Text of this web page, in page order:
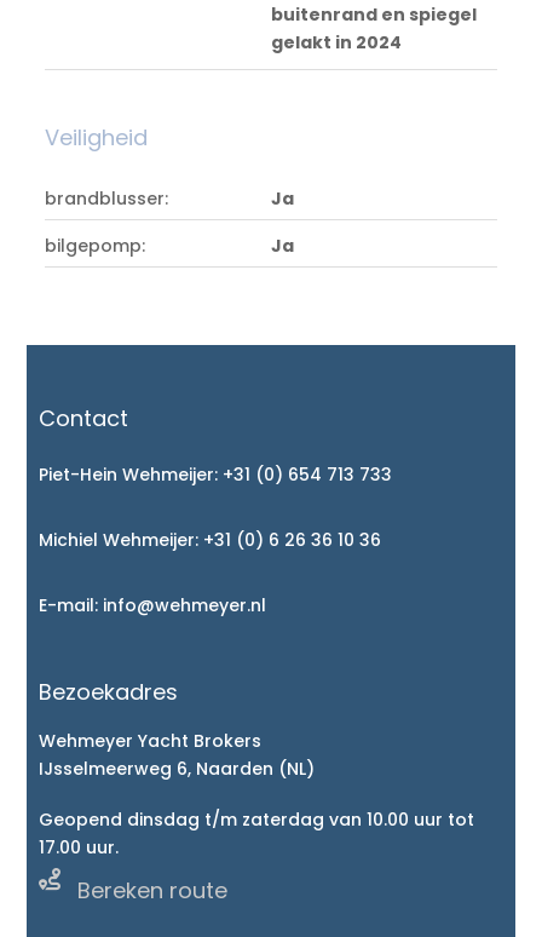
buitenrand en spiegel
gelakt in 2024
Veiligheid
brandblusser:
Ja
bilgepomp:
Ja
Contact
Piet-Hein Wehmeijer: +31 (0) 654 713 733
Michiel Wehmeijer: +31 (0) 6 26 36 10 36
E-mail: info@wehmeyer.nl
Bezoekadres
Wehmeyer Yacht Brokers
IJsselmeerweg 6, Naarden (NL)
Geopend dinsdag t/m zaterdag van 10.00 uur tot
17.00 uur.
 Bereken route